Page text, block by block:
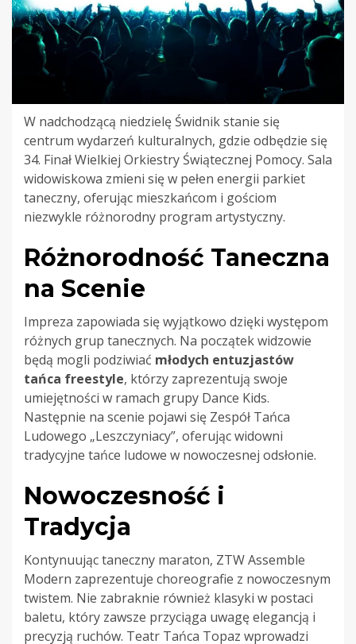
W nadchodzącą niedzielę Świdnik stanie się
centrum wydarzeń kulturalnych, gdzie odbędzie się
34. Finał Wielkiej Orkiestry Świątecznej Pomocy. Sala
widowiskowa zmieni się w pełen energii parkiet
taneczny, oferując mieszkańcom i gościom
niezwykle różnorodny program artystyczny.
Różnorodność Taneczna
na Scenie
Impreza zapowiada się wyjątkowo dzięki występom
różnych grup tanecznych. Na początek widzowie
będą mogli podziwiać młodych entuzjastów
tańca freestyle, którzy zaprezentują swoje
umiejętności w ramach grupy Dance Kids.
Następnie na scenie pojawi się Zespół Tańca
Ludowego „Leszczyniacy”, oferując widowni
tradycyjne tańce ludowe w nowoczesnej odsłonie.
Nowoczesność i
Tradycja
Kontynuując taneczny maraton, ZTW Assemble
Modern zaprezentuje choreografie z nowoczesnym
twistem. Nie zabraknie również klasyki w postaci
baletu, który zawsze przyciąga uwagę elegancją i
precyzją ruchów. Teatr Tańca Topaz wprowadzi